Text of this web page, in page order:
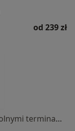
od 239 zł
Brak dostępnych specjalistów z wolnymi terminami w tym centrum medycznym.